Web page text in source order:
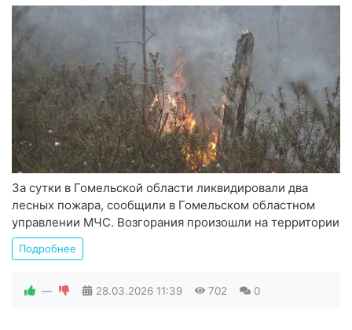
За сутки в Гомельской области ликвидировали два
лесных пожара, сообщили в Гомельском областном
управлении МЧС. Возгорания произошли на территории
Подробнее
— 28.03.2026 11:39 702 0